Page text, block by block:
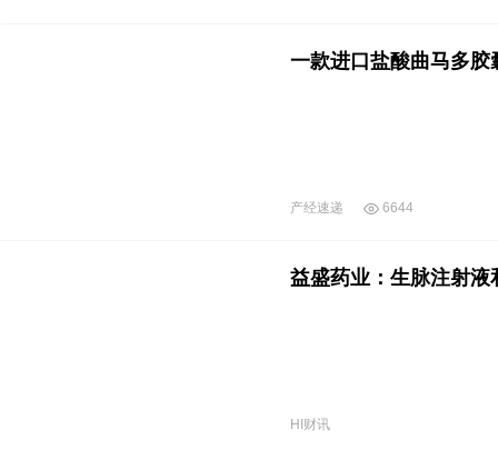
一款进口盐酸曲马多胶
产经速递 6644
益盛药业：生脉注射
HI财讯